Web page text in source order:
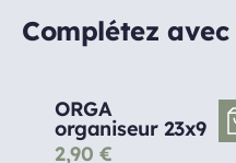
Complétez avec
ORGA
organiseur 23x9
2,90 €